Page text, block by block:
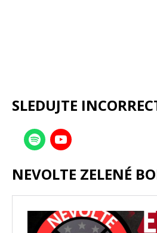
SLEDUJTE
NEVOLTE ZELENÉ